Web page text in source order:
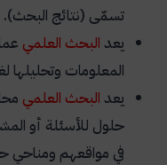
تسمّى (نتائج البحث).
يعد البحث العلمي
المعلومات
يعد البحث العلمي
حلول للأسئلة أو
في مواقعهم ومناحي